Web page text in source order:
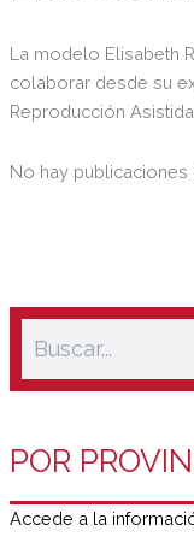
La modelo Elisabeth
colaborar desde su
Reproducción Asistida.
No hay publicaciones
POR
Accede a la